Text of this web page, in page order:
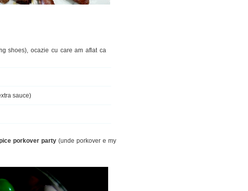
shoes), ocazie cu care am aflat ca
sauce)
porkover party(unde porkover e my